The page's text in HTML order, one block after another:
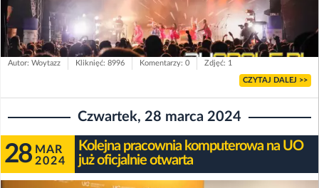
Autor: Woytazz Kliknięć: 8996 Komentarzy: 0 Zdjęć: 1
CZYTAJ DALEJ >>
Czwartek, 28 marca 2024
28 MAR
2024
Kolejna pracownia komputerowa na UO
już oficjalnie otwarta